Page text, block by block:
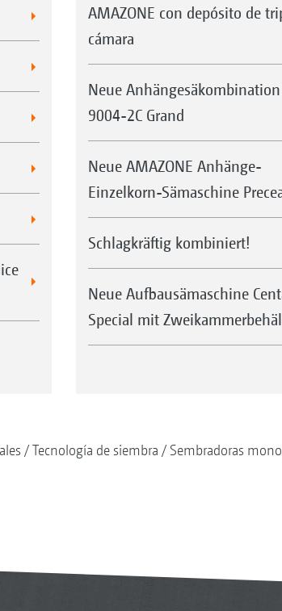
AMAZONE con depósito de
cámara
Neue Anhängesäkombination
9004-2C Grand
Neue AMAZONE Anhänge-
Einzelkorn-Sämaschine
Schlagkräftig kombiniert!
Neue Aufbausämaschine
Special mit
Tecnología de siembra Sembradoras